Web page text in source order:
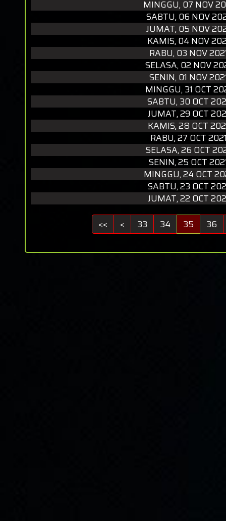
MINGGU, 07 NOV
SABTU, 06 NOV
JUMAT, 05 NOV
KAMIS, 04 NOV
RABU, 03 NOV
SELASA, 02 NOV
SENIN, 01 NOV
MINGGU, 31 OCT
SABTU, 30 OCT
JUMAT, 29 OCT
KAMIS, 28 OCT
RABU, 27 OCT
SELASA, 26 OCT
SENIN, 25 OCT
MINGGU, 24 OCT
SABTU, 23 OCT
JUMAT, 22 OCT
<<
< 33 34 35 36